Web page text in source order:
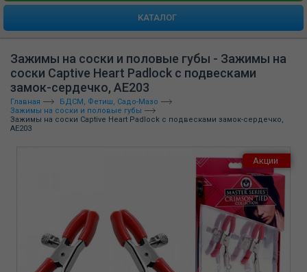
КАТАЛОГ
Зажимы на соски и половые губы - Зажимы на
соски Captive Heart Padlock c подвесками
замок-сердечко, AE203
Главная
БДСМ, Фетиш, Садо-Мазо
Зажимы на соски и половые губы
Зажимы на соски Captive Heart Padlock c подвесками замок-сердечко,
AE203
Акции